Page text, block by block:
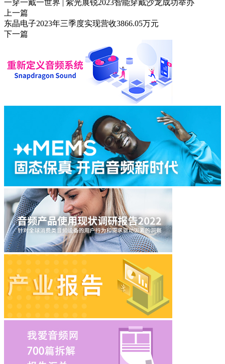
一穿一戴一世界 | 紫光展锐2023智能穿戴沙龙成功举办
上一篇
东晶电子2023年三季度实现营收3866.05万元
下一篇